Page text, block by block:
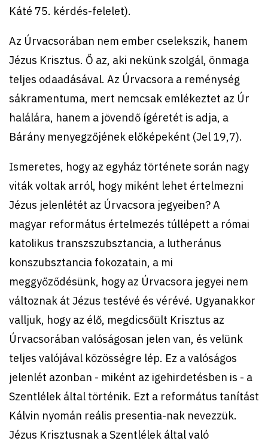
Káté 75. kérdés-felelet).
Az Úrvacsorában nem ember cselekszik, hanem
Jézus Krisztus. Ő az, aki nekünk szolgál, önmaga
teljes odaadásával. Az Úrvacsora a reménység
sákramentuma, mert nemcsak emlékeztet az Úr
halálára, hanem a jövendő ígéretét is adja, a
Bárány menyegzőjének előképeként (Jel 19,7).
Ismeretes, hogy az egyház története során nagy
viták voltak arról, hogy miként lehet értelmezni
Jézus jelenlétét az Úrvacsora jegyeiben? A
magyar református értelmezés túllépett a római
katolikus transzszubsztancia, a lutheránus
konszubsztancia fokozatain, a mi
meggyőződésünk, hogy az Úrvacsora jegyei nem
változnak át Jézus testévé és vérévé. Ugyanakkor
valljuk, hogy az élő, megdicsőült Krisztus az
Úrvacsorában valóságosan jelen van, és velünk
teljes valójával közösségre lép. Ez a valóságos
jelenlét azonban - miként az igehirdetésben is - a
Szentlélek által történik. Ezt a református tanítást
Kálvin nyomán reális presentia-nak nevezzük.
Jézus Krisztusnak a Szentlélek által való